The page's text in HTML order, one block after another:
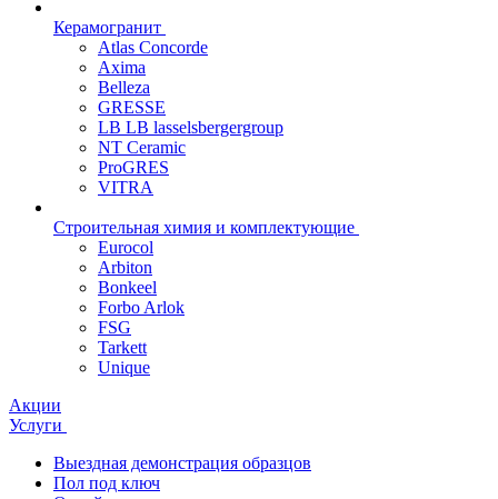
Керамогранит
Atlas Concorde
Axima
Belleza
GRESSE
LB LB lasselsbergergroup
NT Ceramic
ProGRES
VITRA
Строительная химия и комплектующие
Eurocol
Arbiton
Bonkeel
Forbo Arlok
FSG
Tarkett
Unique
Акции
Услуги
Выездная демонстрация образцов
Пол под ключ